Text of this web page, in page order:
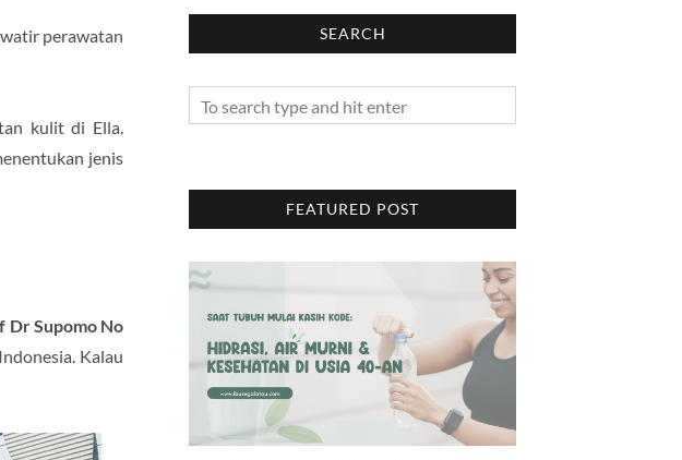
perawatan
kulit di Ella.
jenis
Dr Supomo No
Kalau
SEARCH
FEATURED POST